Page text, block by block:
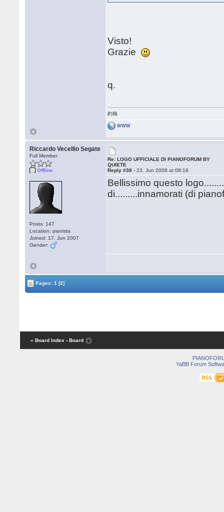
Visto!
Grazie
q.
約翰
WWW
Riccardo Vecellio Segate
Full Member
Offline
Posts: 147
Location: pianista
Joined: 17. Jun 2007
Gender:
Re: LOGO UFFICIALE DI PIANOFORUM BY
QUIETE
Reply #38 -23. Jun 2008 at 08:16
Bellissimo questo
di.........innamorati (di
Pages:1 [2]
« Board Index ‹ Board
YaBB Forum